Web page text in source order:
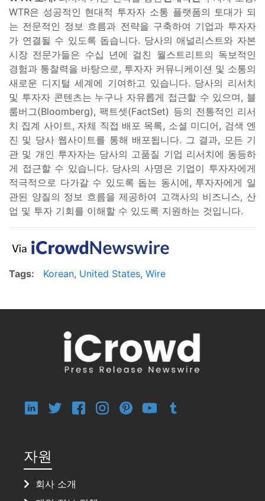
WTR은 성공적인 현대적 투자자 소통 플랫폼의 토대가 되
는 전문적인 정보 흐름과 전략을 구축하여 기업과 투자자
가 연결될 수 있도록 돕습니다. 당사의 애널리스트와 자본
시장 전문가들은 수십 년에 걸친 월스트리트의 독보적인
경험과 통찰력을 바탕으로, 투자자 커뮤니케이션 및 소통의
새로운 디지털 세계에 기여하고 있습니다. 당사의 리서치
및 투자자 콘텐츠는 누구나 자유롭게 접근할 수 있으며, 블
룸버그(Bloomberg), 팩트셋(FactSet) 등의 전통적인 리서
치 집계 사이트, 자체 직접 배포 목록, 소셜 미디어, 검색 엔
진 및 당사 웹사이트를 통해 배포됩니다. 그 결과, 모든 기
관 및 개인 투자자는 당사의 고품질 기업 리서치에 동등하
게 접근할 수 있습니다. 당사의 사명은 기업이 투자자에게
적극적으로 다가갈 수 있도록 돕는 동시에, 투자자에게 일
관된 양질의 정보 흐름을 제공하여 고객사의 비즈니스, 산
업 및 투자 기회를 이해할 수 있도록 지원하는 것입니다.
Tags: Korean, United States, Wire
자원
회사 소개